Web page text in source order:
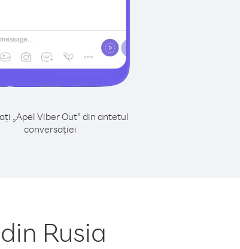
„Apel Viber Out” din antetul
conversației
Rusia